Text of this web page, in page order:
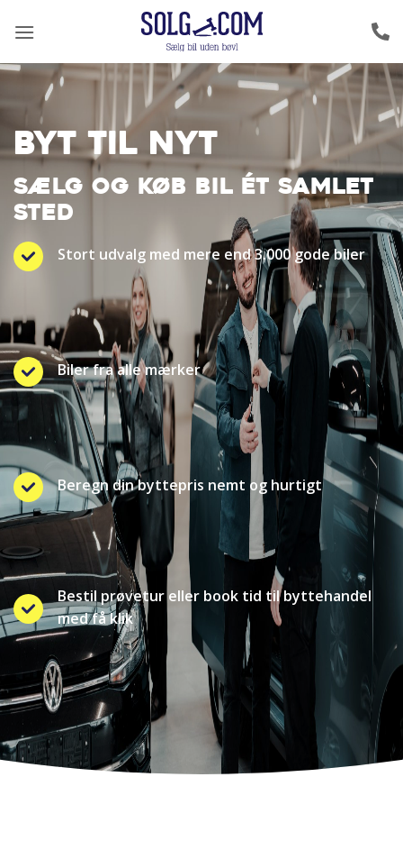
BYT TIL NYT
SÆLG OG KØB BIL ÉT SAMLET
STED
Stort udvalg med mere end 3.000 gode biler
Biler fra alle mærker
Beregn din byttepris nemt og hurtigt
Bestil prøvetur eller book tid til byttehandel
med få klik